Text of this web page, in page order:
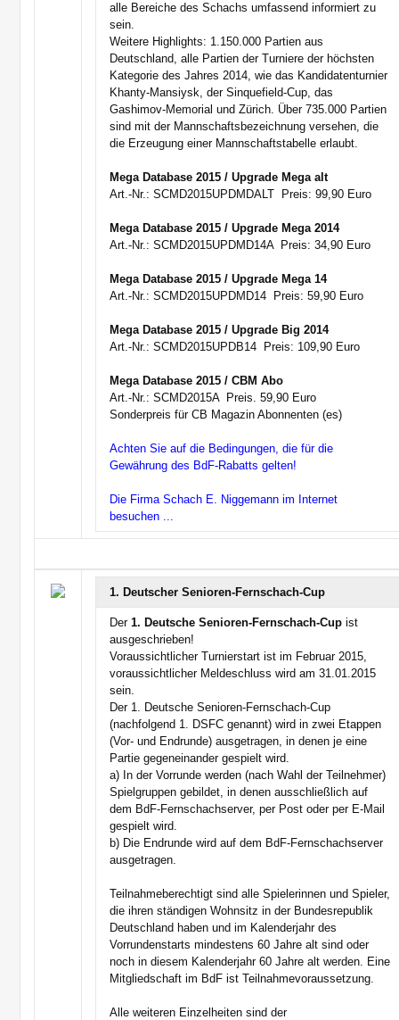
alle Bereiche des Schachs umfassend informiert zu
sein.
Weitere Highlights: 1.150.000 Partien aus
Deutschland, alle Partien der Turniere der höchsten
Kategorie des Jahres 2014, wie das Kandidatenturnier
Khanty-Mansiysk, der Sinquefield-Cup, das
Gashimov-Memorial und Zürich. Über 735.000 Partien
sind mit der Mannschaftsbezeichnung versehen, die
die Erzeugung einer Mannschaftstabelle erlaubt.
Mega Database 2015 / Upgrade Mega alt
Art.-Nr.: SCMD2015UPDMDALT  Preis: 99,90 Euro
Mega Database 2015 / Upgrade Mega 2014
Art.-Nr.: SCMD2015UPDMD14A  Preis: 34,90 Euro
Mega Database 2015 / Upgrade Mega 14
Art.-Nr.: SCMD2015UPDMD14  Preis: 59,90 Euro
Mega Database 2015 / Upgrade Big 2014
Art.-Nr.: SCMD2015UPDB14  Preis: 109,90 Euro
Mega Database 2015 / CBM Abo
Art.-Nr.: SCMD2015A  Preis. 59,90 Euro
Sonderpreis für CB Magazin Abonnenten (es)
Achten Sie auf die Bedingungen, die für die
Gewährung des BdF-Rabatts gelten!
Die Firma Schach E. Niggemann im Internet
besuchen ...
1. Deutscher Senioren-Fernschach-Cup
Der1. Deutsche Senioren-Fernschach-Cup ist
ausgeschrieben!
Voraussichtlicher Turnierstart ist im Februar 2015,
voraussichtlicher Meldeschluss wird am 31.01.2015
sein.
Der 1. Deutsche Senioren-Fernschach-Cup
(nachfolgend 1. DSFC genannt) wird in zwei Etappen
(Vor- und Endrunde) ausgetragen, in denen je eine
Partie gegeneinander gespielt wird.
a) In der Vorrunde werden (nach Wahl der Teilnehmer)
Spielgruppen gebildet, in denen ausschließlich auf
dem BdF-Fernschachserver, per Post oder per E-Mail
gespielt wird.
b) Die Endrunde wird auf dem BdF-Fernschachserver
ausgetragen.
Teilnahmeberechtigt sind alle Spielerinnen und Spieler,
die ihren ständigen Wohnsitz in der Bundesrepublik
Deutschland haben und im Kalenderjahr des
Vorrundenstarts mindestens 60 Jahre alt sind oder
noch in diesem Kalenderjahr 60 Jahre alt werden. Eine
Mitgliedschaft im BdF ist Teilnahmevoraussetzung.
Alle weiteren Einzelheiten sind der